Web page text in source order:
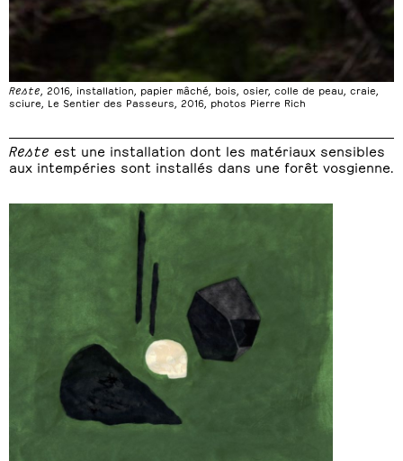
Reste est une installation dont les matériaux sensibles
aux intempéries sont installés dans une forêt vosgienne.
Reste, 2016, installation, papier mâché, bois, osier, colle de peau, craie,
sciure, Le Sentier des Passeurs, 2016, photos Pierre Rich